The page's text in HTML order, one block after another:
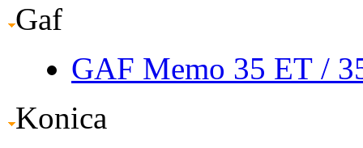
Gaf
GAF Memo 35 ET /
Konica